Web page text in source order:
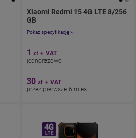
1.23złz umową 24.6zł miesięcznie.
Xiaomi Redmi 15 4G LTE 8/256
GB
Pokaż specyfikację
Ekran 6.9"
Pamięć 256 GB
1 zł + VAT
jednorazowo
30 zł + VAT
przez pierwsze 6 mies.